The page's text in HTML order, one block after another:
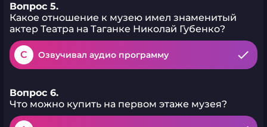
Вопрос 5.
Какое отношение к музею имел знаменитый
актер Театра на Таганке Николай Губенко?
C Озвучивал аудио программу
Вопрос 6.
Что можно купить на первом этаже музея?